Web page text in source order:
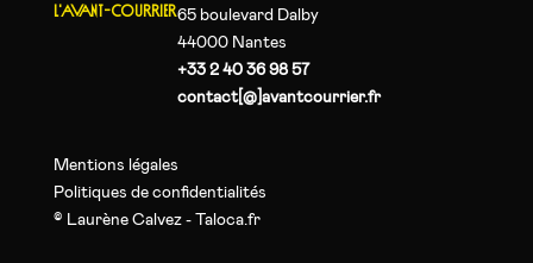
L'AVANT-COURRIER65 boulevard Dalby
44000 Nantes
+33 2 40 36 98 57
contact[@]avantcourrier.fr
Mentions légales
Politiques de confidentialités
© Laurène Calvez - Taloca.fr